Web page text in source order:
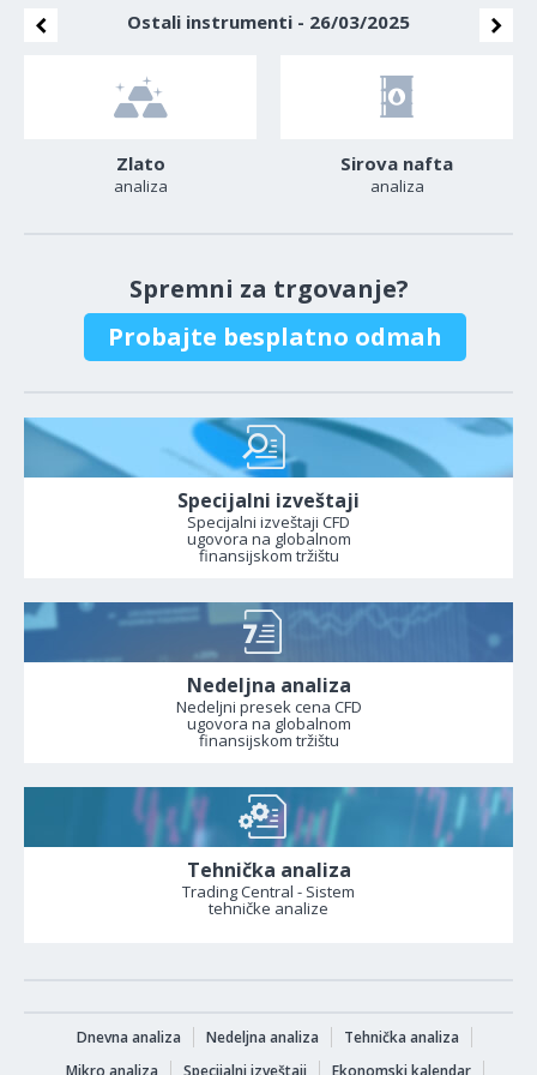
Ostali instrumenti - 26/03/2025
Zlato
analiza
Sirova nafta
analiza
Spremni za trgovanje?
Probajte besplatno odmah
Specijalni izveštaji
Specijalni izveštaji CFD
ugovora na globalnom
finansijskom tržištu
Nedeljna analiza
Nedeljni presek cena CFD
ugovora na globalnom
finansijskom tržištu
Tehnička analiza
Trading Central - Sistem
tehničke analize
Dnevna analiza Nedeljna analiza
Tehnička analiza
Mikro analiza
Specijalni izveštaji Ekonomski kalendar